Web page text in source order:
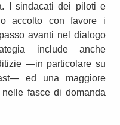
I sindacati dei piloti e
accolto con favore i
avanti nel dialogo
include anche
—in particolare su
ed una maggiore
fasce di domanda